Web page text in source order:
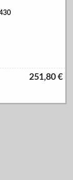
251,80 €